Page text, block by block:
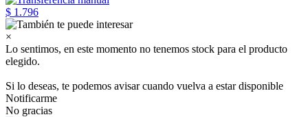
$ 1.796
×
Lo sentimos, en este momento no tenemos stock para el producto
elegido.
Si lo deseas, te podemos avisar cuando vuelva a estar disponible
Notificarme
No gracias